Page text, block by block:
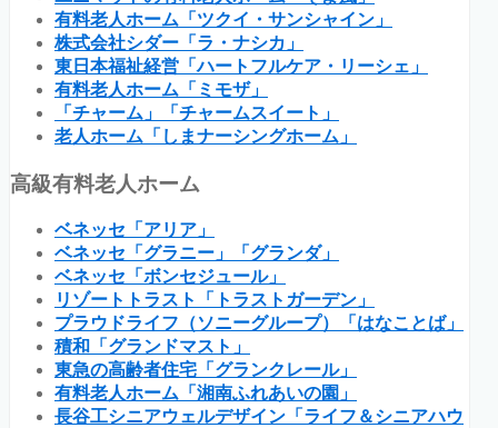
有料老人ホーム「ツクイ・サンシャイン」
株式会社シダー「ラ・ナシカ」
東日本福祉経営「ハートフルケア・リーシェ」
有料老人ホーム「ミモザ」
「チャーム」「チャームスイート」
老人ホーム「しまナーシングホーム」
高級有料老人ホーム
ベネッセ「アリア」
ベネッセ「グラニー」「グランダ」
ベネッセ「ボンセジュール」
リゾートトラスト「トラストガーデン」
プラウドライフ（ソニーグループ）「はなことば」
積和「グランドマスト」
東急の高齢者住宅「グランクレール」
有料老人ホーム「湘南ふれあいの園」
長谷工シニアウェルデザイン「ライフ＆シニアハウ